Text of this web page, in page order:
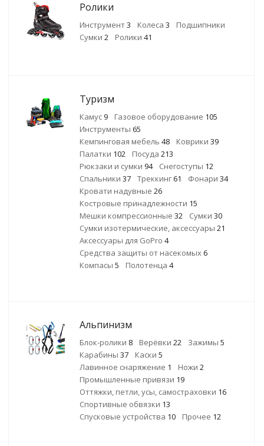
Ролики
Инструмент3 Колеса 3
Подшипники
Сумки 2 Ролики 41
Туризм
Камус 9 Газовое оборудование 105
Инструменты 65
Кемпинговая мебель 48 Коврики 39
Палатки 102 Посуда 213
Рюкзаки и сумки 94 Снегоступы 12
Спальники 37 Треккинг 61 Фонари 34
Кровати надувные 26
Костровые принадлежности 15
Мешки компрессионные 32 Сумки 30
Сумки изотермические, аксессуары 21
Аксессуары для GoPro 4
Средства защиты от насекомых 6
Компасы 5 Полотенца 4
Альпинизм
Блок-ролики 8 Верёвки 22 Зажимы 5
Карабины 37 Каски 5
Лавинное снаряжение 1 Ножи 2
Промышленные привязи 19
Оттяжки, петли, усы, самостраховки 16
Спортивные обвязки 13
Спусковые устройства 10 Прочее 12